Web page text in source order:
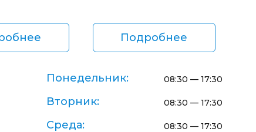
Подробнее
Понедельник: 08:30 — 17:30
Вторник: 08:30 — 17:30
Среда: 08:30 — 17:30